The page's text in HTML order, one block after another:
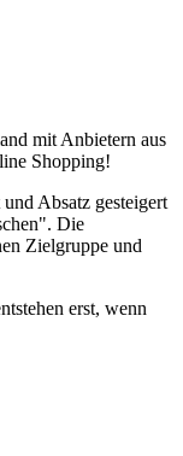
mit Anbietern aus
Shopping!
Absatz gesteigert
Die
Zielgruppe und
erst, wenn